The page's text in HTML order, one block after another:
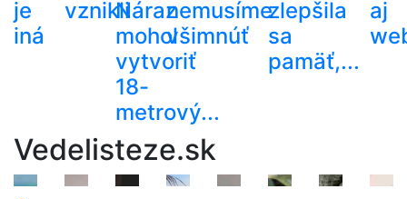
je
iná
vznikliNáraz
mohol
vytvoriť
18-
metrový...
nemusíme
všimnúť
zlepšila
sa
pamäť,...
aj
Vedelisteze.sk